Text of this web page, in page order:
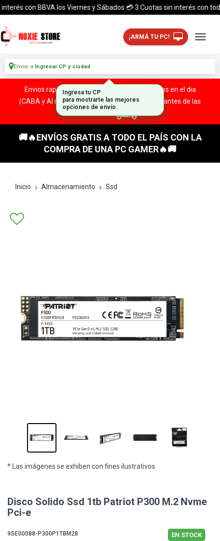
con BBVA los Viernes y Sábados 💳 3 Cuotas sin interés con
¡ARMÁ TU PC!
Enviar a Ingresar CP y ciudad
Envios rapidos y seguros a todo el pais. ¡ Envios en el dia
(CABA y Al rededores) Acreditando tu compra antes de las
🚚🔥ENVÍOS GRATIS A TODO EL PAÍS CON LA
COMPRA DE UNA PC GAMER🔥🚚
Inicio Almacenamiento Ssd
* Las imágenes se exhiben con fines ilustrativos.
Disco Solido Ssd 1tb Patriot P300 M.2 Nvme
Pci-e
9SE00088-P300P1TBM28 EN STOCK
Ingresa tu CP
para mostrarte las mejores
opciones de envío.